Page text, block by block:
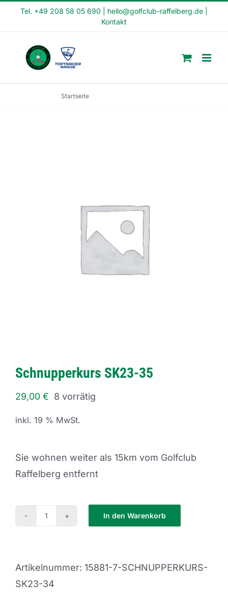
Tel. +49 208 58 05 690 hello@golfclub-raffelberg.de
Kontakt
Startseite
Schnupperkurs SK23-35
29,00 € 8 vorrätig
inkl. 19 % MwSt.
Sie wohnen weiter als 15km vom Golfclub
Raffelberg entfernt
Schnupperkurs
Menge
In den Warenkorb
Artikelnummer: 15881-7-SCHNUPPERKURS-
SK23-34